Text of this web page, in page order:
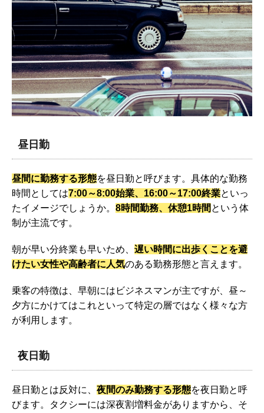
昼日勤
昼間に勤務する形態を昼日勤と呼びます。具体的な勤務
時間としては7:00～8:00始業、16:00～17:00終業といっ
たイメージでしょうか。 8時間勤務、休憩1時間 という体
制が主流です。
朝が早い分終業も早いため、 遅い時間に出歩くことを避
けたい女性や高齢者に人気のある勤務形態と言えます。
乗客の特徴は、早朝にはビジネスマンが主ですが、昼～
夕方にかけてはこれといって特定の層ではなく様々な方
が利用します。
夜日勤
昼日勤とは反対に、 夜間のみ勤務する形態を夜日勤と呼
びます。タクシーには深夜割増料金がありますから、そ